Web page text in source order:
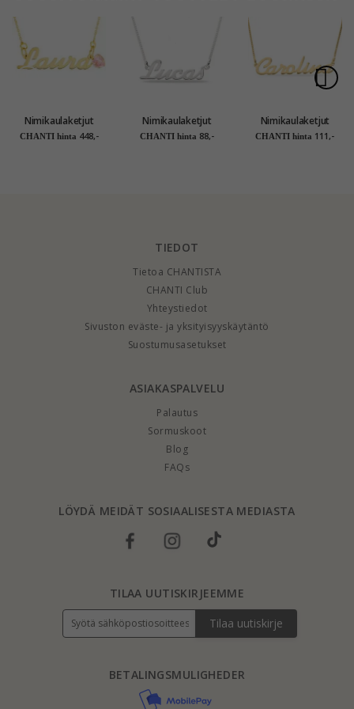
Nimikaulaketjut
riipus 9 karaatin
CHANTI hinta 448,-
Nimikaulaketjut
riipus hopeaa - My
CHANTI hinta 88,-
Nimikaulaketjut
riipus kullattu hopea
CHANTI hinta 111,-
TIEDOT
Tietoa CHANTISTA
CHANTI Club
Yhteystiedot
Sivuston eväste- ja yksityisyyskäytäntö
Suostumusasetukset
ASIAKASPALVELU
Palautus
Sormuskoot
Blog
FAQs
LÖYDÄ MEIDÄT SOSIAALISESTA MEDIASTA
BETALINGSMULIGHEDER
TILAA UUTISKIRJEEMME
Tilaa uutiskirje